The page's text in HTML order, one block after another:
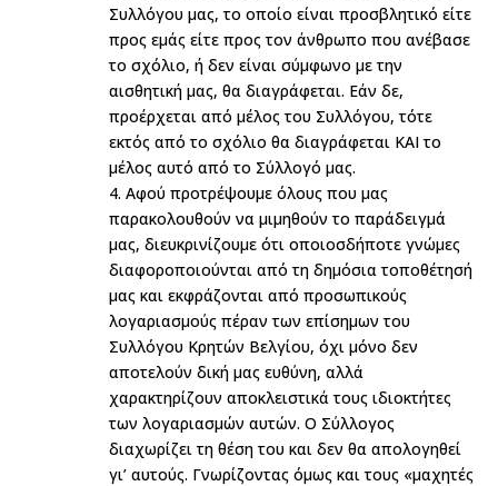
Συλλόγου μας, το οποίο είναι προσβλητικό είτε
προς εμάς είτε προς τον άνθρωπο που ανέβασε
το σχόλιο, ή δεν είναι σύμφωνο με την
αισθητική μας, θα διαγράφεται. Εάν δε,
προέρχεται από μέλος του Συλλόγου, τότε
εκτός από το σχόλιο θα διαγράφεται ΚΑΙ το
μέλος αυτό από το Σύλλογό μας.
4. Αφού προτρέψουμε όλους που μας
παρακολουθούν να μιμηθούν το παράδειγμά
μας, διευκρινίζουμε ότι οποιοσδήποτε γνώμες
διαφοροποιούνται από τη δημόσια τοποθέτησή
μας και εκφράζονται από προσωπικούς
λογαριασμούς πέραν των επίσημων του
Συλλόγου Κρητών Βελγίου, όχι μόνο δεν
αποτελούν δική μας ευθύνη, αλλά
χαρακτηρίζουν αποκλειστικά τους ιδιοκτήτες
των λογαριασμών αυτών. Ο Σύλλογος
διαχωρίζει τη θέση του και δεν θα απολογηθεί
γι’ αυτούς. Γνωρίζοντας όμως και τους «μαχητές